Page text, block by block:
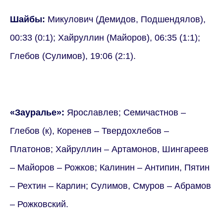
Шайбы: Микулович (Демидов, Подшендялов),
00:33 (0:1); Хайруллин (Майоров), 06:35 (1:1);
Глебов (Сулимов), 19:06 (2:1).
«Зауралье»: Ярославлев; Семичастнов –
Глебов (к), Коренев – Твердохлебов –
Платонов; Хайруллин – Артамонов, Шингареев
– Майоров – Рожков; Калинин – Антипин, Пятин
– Рехтин – Карлин; Сулимов, Смуров – Абрамов
– Рожковский.